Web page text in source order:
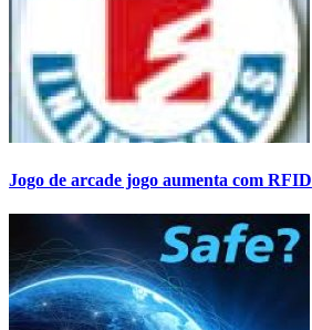
Jogo de arcade jogo aumenta com RFID